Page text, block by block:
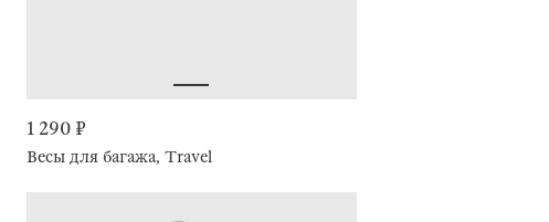
1 290 ₽
Весы для багажа, Travel